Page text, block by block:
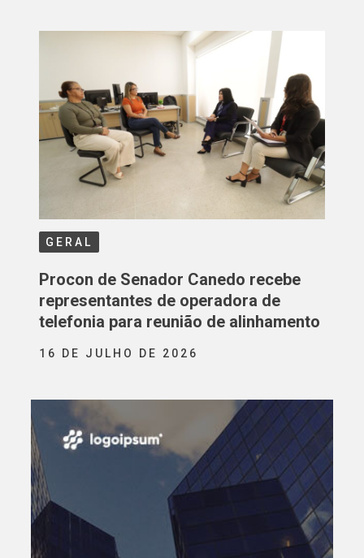
GERAL
Procon de Senador Canedo recebe
representantes de operadora de
telefonia para reunião de alinhamento
16 DE JULHO DE 2026